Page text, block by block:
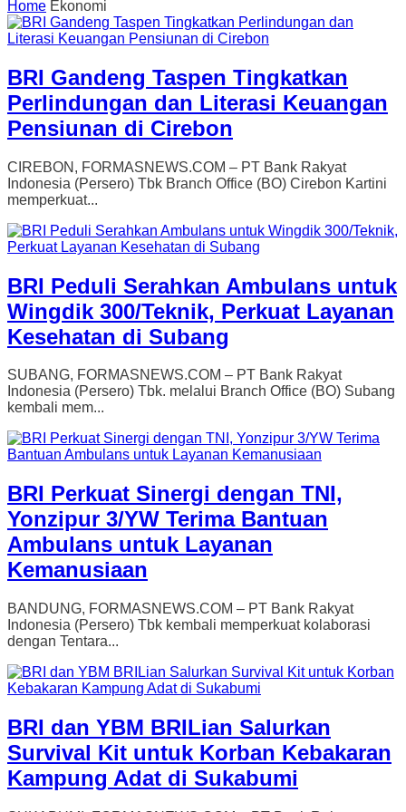
Home Ekonomi
BRI Gandeng Taspen Tingkatkan
Perlindungan dan Literasi Keuangan
Pensiunan di Cirebon
CIREBON, FORMASNEWS.COM – PT Bank Rakyat
Indonesia (Persero) Tbk Branch Office (BO) Cirebon Kartini
memperkuat...
BRI Peduli Serahkan Ambulans untuk
Wingdik 300/Teknik, Perkuat Layanan
Kesehatan di Subang
SUBANG, FORMASNEWS.COM – PT Bank Rakyat
Indonesia (Persero) Tbk. melalui Branch Office (BO) Subang
kembali mem...
BRI Perkuat Sinergi dengan TNI,
Yonzipur 3/YW Terima Bantuan
Ambulans untuk Layanan
Kemanusiaan
BANDUNG, FORMASNEWS.COM – PT Bank Rakyat
Indonesia (Persero) Tbk kembali memperkuat kolaborasi
dengan Tentara...
BRI dan YBM BRILian Salurkan
Survival Kit untuk Korban Kebakaran
Kampung Adat di Sukabumi